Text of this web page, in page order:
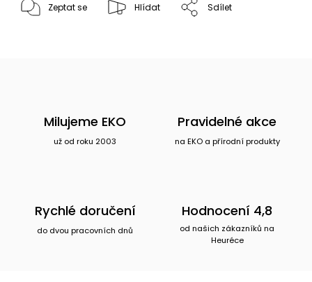
Zeptat se Hlídat Sdílet
Milujeme EKO
už od roku 2003
Pravidelné akce
na EKO a přírodní produkty
Rychlé doručení
do dvou pracovních dnů
Hodnocení 4,8
od našich zákazníků na
Heuréce